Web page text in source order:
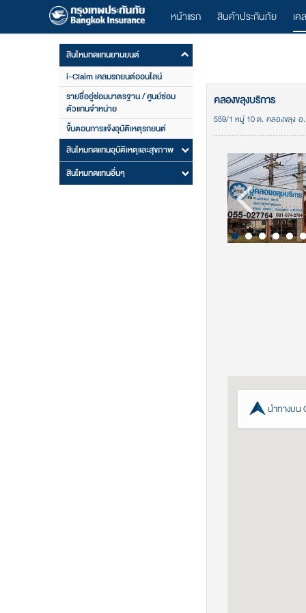
หน้าแรก สินค้าประกันภัย เค
สินไหมทดแทนยานยนต์
i-Claim เคลมรถยนต์ออนไลน์
รายชื่ออู่ซ่อมมาตรฐาน / ศูนย์ซ่อม
ตัวแทนจำหน่าย
ขั้นตอนการแจ้งอุบัติเหตุรถยนต์
สินไหมทดแทนอุบัติเหตุและสุขภาพ
สินไหมทดแทนอื่นๆ
คลองขลุงบริการ
559/1 หมู่ 10 ต. คลองขลุง อ.
นำทางบน